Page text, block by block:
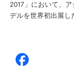
2017」において、
デルを世界初出展し